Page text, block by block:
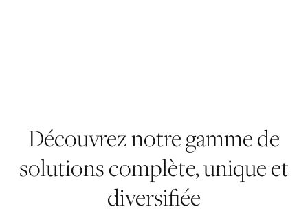
Découvreznotregammede
solutionscomplète,uniqueet
diversifiée